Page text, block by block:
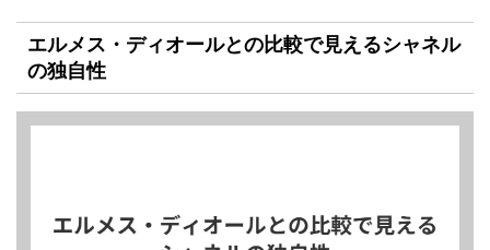
エルメス・ディオールとの比較で見えるシャネル
の独自性